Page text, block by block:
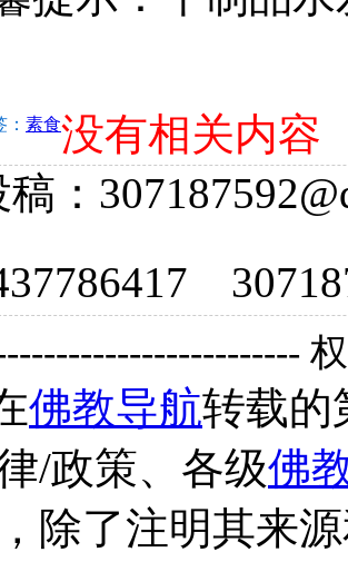
素食没有相关内容
：
437786417
佛教导航转载的
/政策、各级佛
除了注明其来